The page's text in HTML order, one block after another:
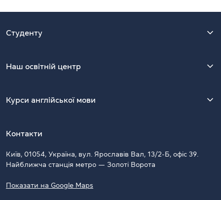
Студенту
Наш освітній центр
Курси англійської мови
Контакти
Київ, 01054, Україна, вул. Ярославів Вал, 13/2-Б, офіс 39.
Найближча станція метро — Золоті Ворота
Показати на Google Maps